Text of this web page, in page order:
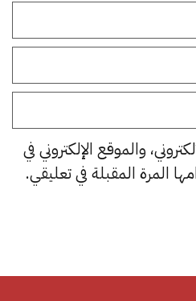
والموقع الإلكتروني في
المرة المقبلة في تعليقي.